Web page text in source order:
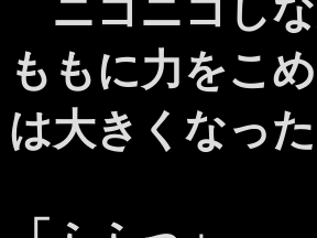
ニコニコしな
ももに力をこ
は大きくなった